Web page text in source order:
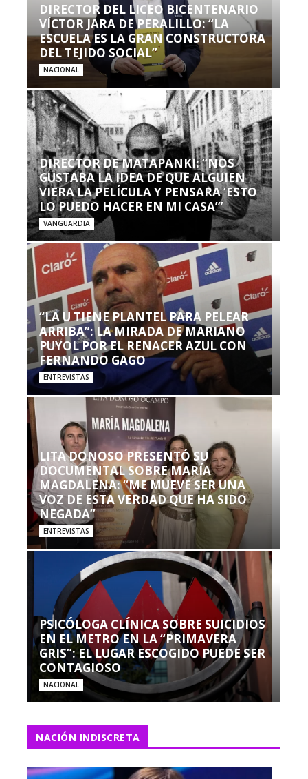
DIRECTOR DEL LICEO BICENTENARIO
VÍCTOR JARA DE PERALILLO: “LA
ESCUELA ES LA GRAN CONSTRUCTORA
DEL TEJIDO SOCIAL”
NACIONAL
DIRECTOR DE MATAPANKI: “NOS
GUSTABA LA IDEA DE QUE ALGUIEN
VIERA LA PELÍCULA Y PENSARA ‘ESTO
LO PUEDO HACER EN MI CASA’”
VANGUARDIA
“LA U TIENE PLANTEL PARA PELEAR
ARRIBA”: LA MIRADA DE MARIANO
PUYOL POR EL RENACER AZUL CON
FERNANDO GAGO
ENTREVISTAS
LITA DONOSO PRESENTÓ SU
DOCUMENTAL SOBRE MARÍA
MAGDALENA: “ME MUEVE SER UNA
VOZ DE ESTA VERDAD QUE HA SIDO
NEGADA”
ENTREVISTAS
PSICÓLOGA CLÍNICA SOBRE SUICIDIOS
EN EL METRO EN LA “PRIMAVERA
GRIS”: EL LUGAR ESCOGIDO PUEDE SER
CONTAGIOSO
NACIONAL
NACIÓN INDISCRETA